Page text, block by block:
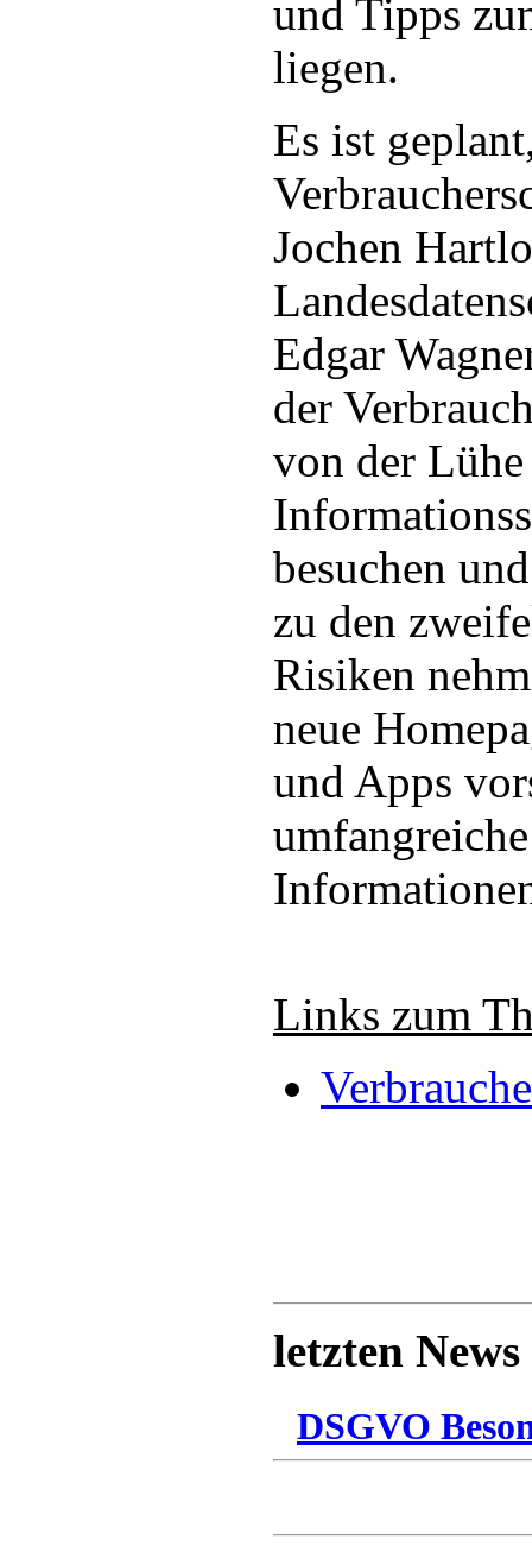
und Tipps
liegen.
Es ist
Jochen
Edgar
der
von der Lühe
besuchen
zu den
Risiken
neue
und Apps
Links zum
letzten News
DSGVO